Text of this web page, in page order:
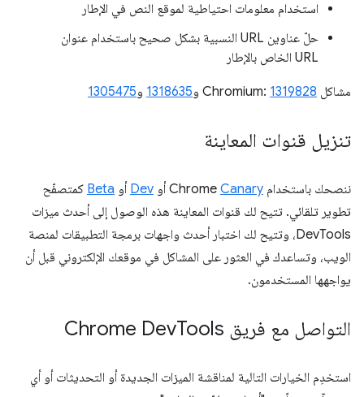
استخدام معلومات احتياطية لموقع النص في الإطار
حلّ عناوين URL النسبية بشكل صحيح باستخدام عنوان
URL الخاص بالإطار
مشاكل Chromium: 1319828 و1318635 و1305475
تنزيل قنوات المعاينة
ننصحك باستخدام Chrome Canary أو Dev أو Beta كمتصفّح
تطوير تلقائي. تتيح لك قنوات المعاينة هذه الوصول إلى أحدث ميزات
DevTools، وتتيح لك اختبار أحدث واجهات برمجة التطبيقات لمنصة
الويب، وتساعدك في العثور على المشاكل في موقعك الإلكتروني قبل أن
يواجهها المستخدمون.
التواصل مع فريق Chrome Dev Tools
استخدِم الخيارات التالية لمناقشة الميزات الجديدة أو التحديثات أو أي